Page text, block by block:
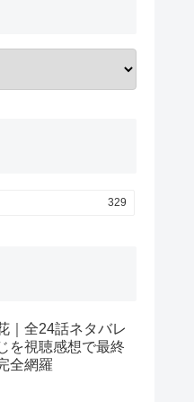
329
｜全24話ネタバレ
を視聴感想で最終
全網羅